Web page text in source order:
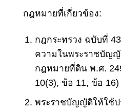
กฎหมายที่เกี่ยวข้อง:
กฎกระทรวง ฉบับที่
ความในพระราชบัญ
กฎหมายที่ดิน พ.ศ.
10(3), ข้อ 11, ข้อ 16)
พระราชบัญญัติให้ใช้